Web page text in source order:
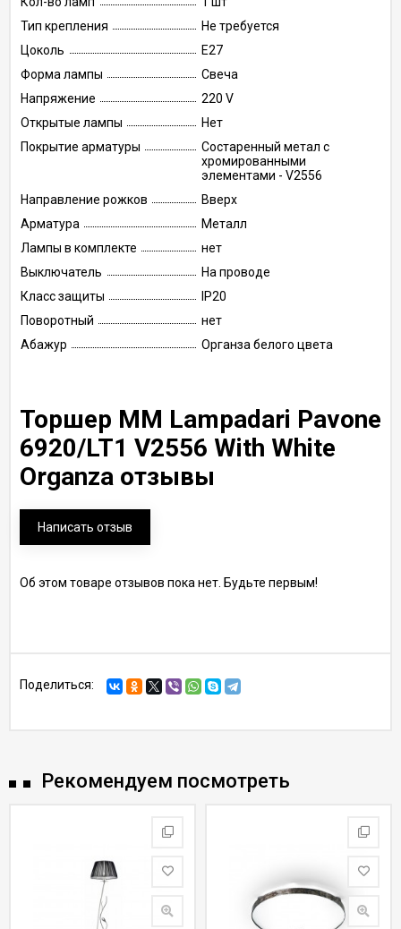
Тип крепления
Не требуется
Цоколь
E27
Форма лампы
Свеча
Напряжение
220 V
Открытые лампы
Нет
Покрытие арматуры
Состаренный метал с
хромированными
элементами - V2556
Направление рожков
Вверх
Арматура
Металл
Лампы в комплекте
нет
Выключатель
На проводе
Класс защиты
IP20
Поворотный
нет
Абажур
Органза белого цвета
Торшер MM Lampadari Pavone
6920/LT1 V2556 With White
Organza отзывы
Написать отзыв
Об этом товаре отзывов пока нет. Будьте первым!
Поделиться:
Рекомендуем посмотреть